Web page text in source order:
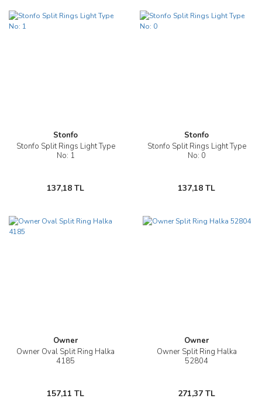
Stonfo
Stonfo Split Rings Light Type
No: 1
137,18 TL
Stonfo
Stonfo Split Rings Light Type
No: 0
137,18 TL
Owner
Owner Oval Split Ring Halka
4185
157,11 TL
Owner
Owner Split Ring Halka
52804
271,37 TL